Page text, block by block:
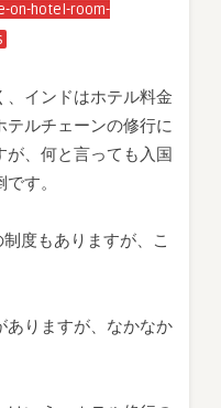
on-hotel-room-
、インドはホテル料金
テルチェーンの修行に
が、何と言っても入国
す。
度もありますが、こ
ありますが、なかなか